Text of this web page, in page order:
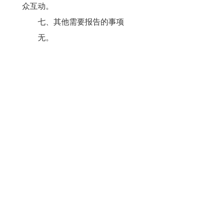
众互动。
七、其他需要报告的事项
无。